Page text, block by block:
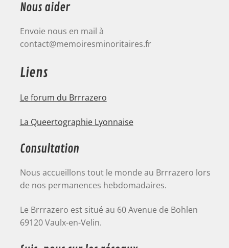
Nous aider
Envoie nous en mail à
contact@memoiresminoritaires.fr
Liens
Le forum du Brrrazero
La Queertographie Lyonnaise
Consultation
Nous accueillons tout le monde au Brrrazero lors
de nos permanences hebdomadaires.
Le Brrrazero est situé au 60 Avenue de Bohlen
69120 Vaulx-en-Velin.